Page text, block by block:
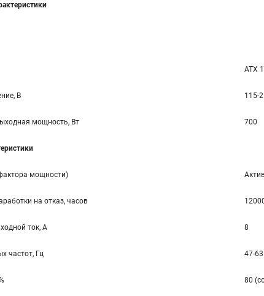
ATX
В 115-
мощность, Вт 700
мощности)
на отказ, часов
ток, А 8
частот, Гц 47-63
80